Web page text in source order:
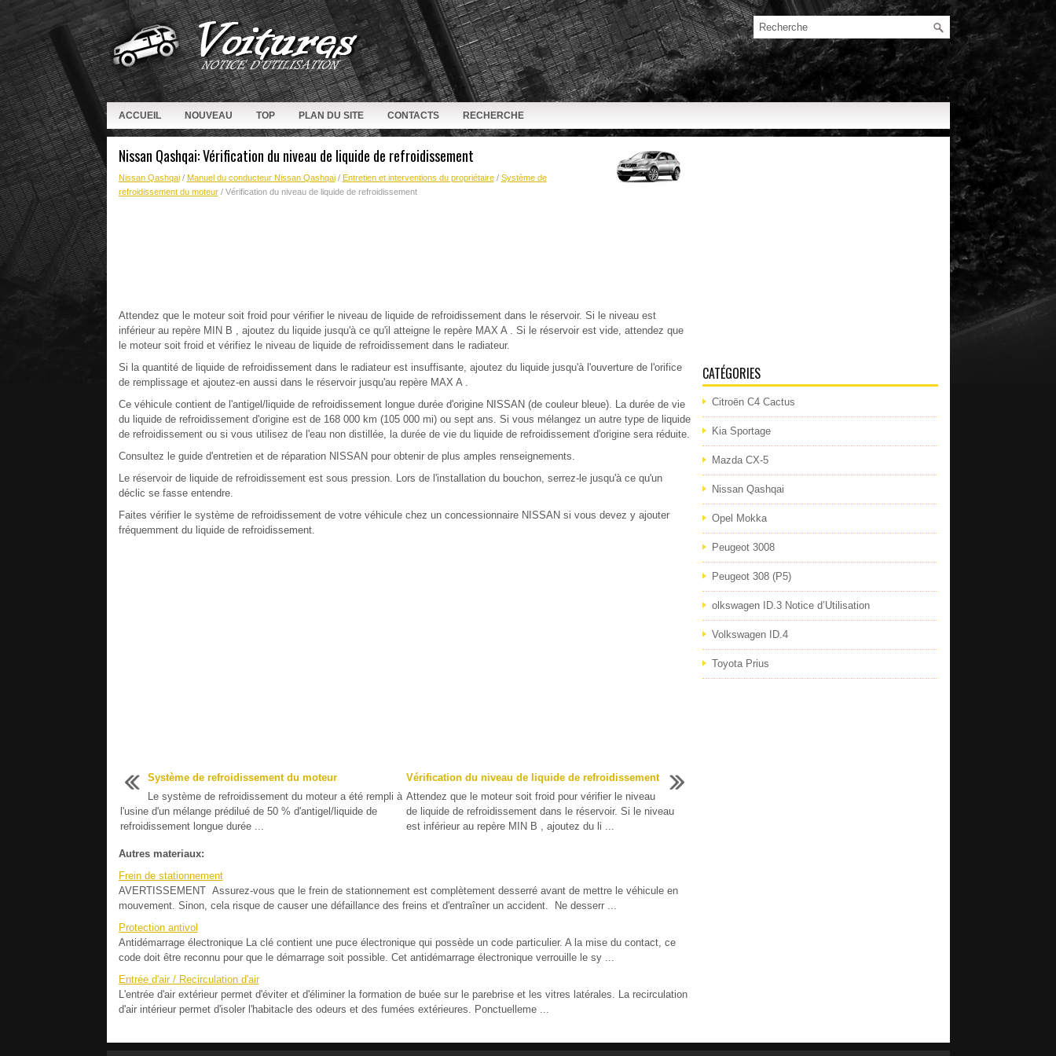
ACCUEIL NOUVEAU TOP PLAN DU SITE CONTACTS RECHERCHE
Nissan Qashqai: Vérification du niveau de liquide de refroidissement
Nissan Qashqai/ Manuel du conducteur Nissan Qashqai/ Entretien et interventions du propriétaire/ Système de
refroidissement du moteur/ Vérification du niveau de liquide de refroidissement
Attendez que le moteur soit froid pour vérifier le niveau de liquide de refroidissement dans le réservoir. Si le niveau est
inférieur au repère MIN B , ajoutez du liquide jusqu'à ce qu'il atteigne le repère MAX A . Si le réservoir est vide, attendez que
le moteur soit froid et vérifiez le niveau de liquide de refroidissement dans le radiateur.
Si la quantité de liquide de refroidissement dans le radiateur est insuffisante, ajoutez du liquide jusqu'à l'ouverture de l'orifice
de remplissage et ajoutez-en aussi dans le réservoir jusqu'au repère MAX A .
Ce véhicule contient de l'antigel/liquide de refroidissement longue durée d'origine NISSAN (de couleur bleue). La durée de vie
du liquide de refroidissement d'origine est de 168 000 km (105 000 mi) ou sept ans. Si vous mélangez un autre type de liquide
de refroidissement ou si vous utilisez de l'eau non distillée, la durée de vie du liquide de refroidissement d'origine sera réduite.
Consultez le guide d'entretien et de réparation NISSAN pour obtenir de plus amples renseignements.
Le réservoir de liquide de refroidissement est sous pression. Lors de l'installation du bouchon, serrez-le jusqu'à ce qu'un
déclic se fasse entendre.
Faites vérifier le système de refroidissement de votre véhicule chez un concessionnaire NISSAN si vous devez y ajouter
fréquemment du liquide de refroidissement.
Système de refroidissement du moteur
Le système de refroidissement du moteur a été rempli à
l'usine d'un mélange prédilué de 50 % d'antigel/liquide de
refroidissement longue durée ...
Vérification du niveau de liquide de refroidissement
Attendez que le moteur soit froid pour vérifier le niveau
de liquide de refroidissement dans le réservoir. Si le niveau
est inférieur au repère MIN B , ajoutez du li ...
Autres materiaux:
Frein de stationnement
AVERTISSEMENT Assurez-vous que le frein de stationnement est complètement desserré avant de mettre le véhicule en
mouvement. Sinon, cela risque de causer une défaillance des freins et d'entraîner un accident. Ne desserr ...
Protection antivol
Antidémarrage électronique La clé contient une puce électronique qui possède un code particulier. A la mise du contact, ce
code doit être reconnu pour que le démarrage soit possible. Cet antidémarrage électronique verrouille le sy ...
Entrée d'air / Recirculation d'air
L'entrée d'air extérieur permet d'éviter et d'éliminer la formation de buée sur le parebrise et les vitres latérales. La recirculation
d'air intérieur permet d'isoler l'habitacle des odeurs et des fumées extérieures. Ponctuelleme ...
CATÉGORIES
Citroën C4 Cactus
Kia Sportage
Mazda CX-5
Nissan Qashqai
Opel Mokka
Peugeot 3008
Peugeot 308 (P5)
olkswagen ID.3 Notice d’Utilisation
Volkswagen ID.4
Toyota Prius